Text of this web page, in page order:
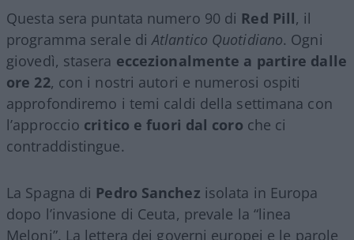
Questa sera puntata numero 90 di Red Pill, il
programma serale diAtlantico Quotidiano. Ogni
giovedì, stasera eccezionalmente a partire dalle
ore 22, con i nostri autori e numerosi ospiti
approfondiremo i temi caldi della settimana con
l’approccio critico e fuori dal coro che ci
contraddistingue.
La Spagna di Pedro Sanchez isolata in Europa
dopo l’invasione di Ceuta, prevale la “linea
Meloni”. La lettera dei governi europei e le parole